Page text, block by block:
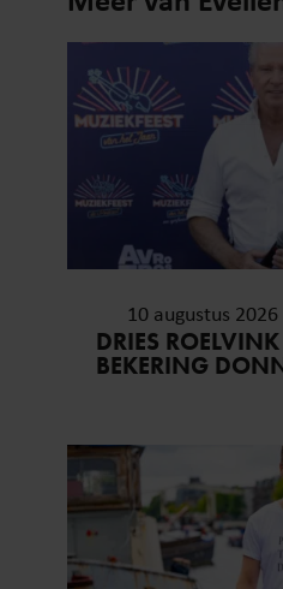
partners voor social media,
partners kunnen deze
informatie die u aan ze heeft
verzameld op basis van uw
gaat akkoord met onze
10 augustus 2026
DRIES
BEKERING